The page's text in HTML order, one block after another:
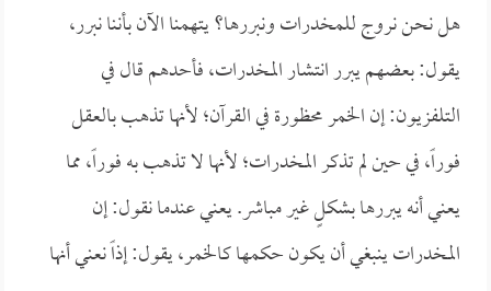
هل نحن نروج للمخدرات ونبررها؟ يتهمنا الآن بأننا نبرر،
يقول: بعضهم يبرر انتشار المخدرات، فأحدهم قال في
التلفزيون: إن الخمر محظورة في القرآن؛ لأنها تذهب بالعقل
فوراً، في حين لم تذكر المخدرات؛ لأنها لا تذهب به فوراً، مما
يعني أنه يبررها بشكلٍ غير مباشر. يعني عندما نقول: إن
المخدرات ينبغي أن يكون حكمها كالخمر، يقول: إذاً نعني أنها